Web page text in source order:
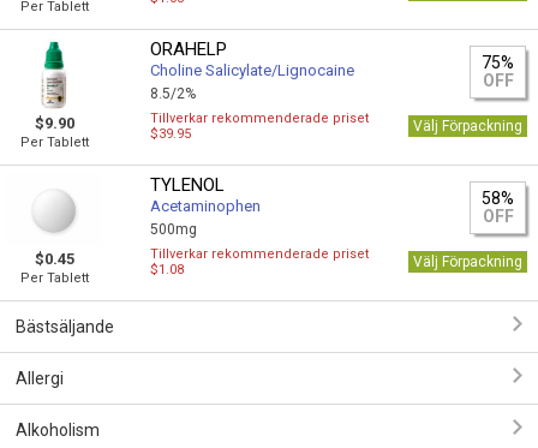
Per Tablett
$9.90
Per Tablett
ORAHELP
Choline Salicylate/Lignocaine
8.5/2%
75%
OFF
Tillverkar rekommenderade priset
$39.95
Välj Förpackning
$0.45
Per Tablett
TYLENOL
Acetaminophen
500mg
58%
OFF
Tillverkar rekommenderade priset
$1.08
Välj Förpackning
Bästsäljande
Allergi
Alkoholism